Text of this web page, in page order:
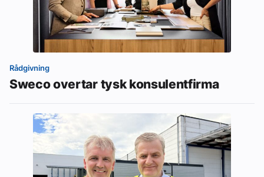
Rådgivning
Sweco overtar tysk konsulentfirma